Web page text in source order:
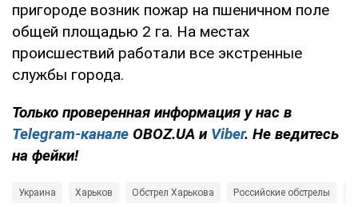
пригороде возник пожар на пшеничном поле
общей площадью 2 га. На местах
происшествий работали все экстренные
службы города.
Только проверенная информация у нас в
Telegram-канале OBOZ.UA и Viber. Не ведитесь
на фейки!
Украина Харьков Обстрел Харькова Российские обстрелы